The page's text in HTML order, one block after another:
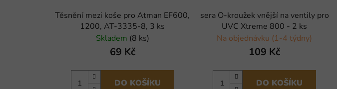
Těsnění mezi koše pro Atman EF600,
1200, AT-3335-8, 3 ks
Skladem (8 ks)
69 Kč
DO KOŠÍKU
sera O-kroužek vnější na ventily pro
UVC Xtreme 800 - 2 ks
Na objednávku (1-4 týdny)
109 Kč
DO KOŠÍKU